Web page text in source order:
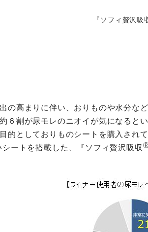
『ソフィ贅沢吸
の高まりに伴い、おりものや水分な
６割が尿モレのニオイが気になると
的としておりものシートを購入され
ートを搭載した、『ソフィ贅沢吸収